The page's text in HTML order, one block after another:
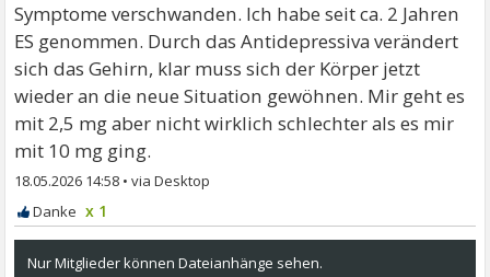
Symptome verschwanden. Ich habe seit ca. 2 Jahren
ES genommen. Durch das Antidepressiva verändert
sich das Gehirn, klar muss sich der Körper jetzt
wieder an die neue Situation gewöhnen. Mir geht es
mit 2,5 mg aber nicht wirklich schlechter als es mir
mit 10 mg ging.
18.05.2026 14:58 •
x 1
Nur Mitglieder können Dateianhänge sehen.